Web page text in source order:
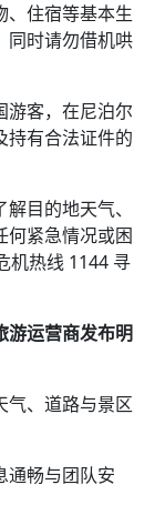
、住宿等基本生
同时请勿借机哄
游客，在尼泊尔
持有合法证件的
目的地天气、
何紧急情况或困
机热线 1144 寻
游运营商发布明
气、道路与景区
通畅与团队安